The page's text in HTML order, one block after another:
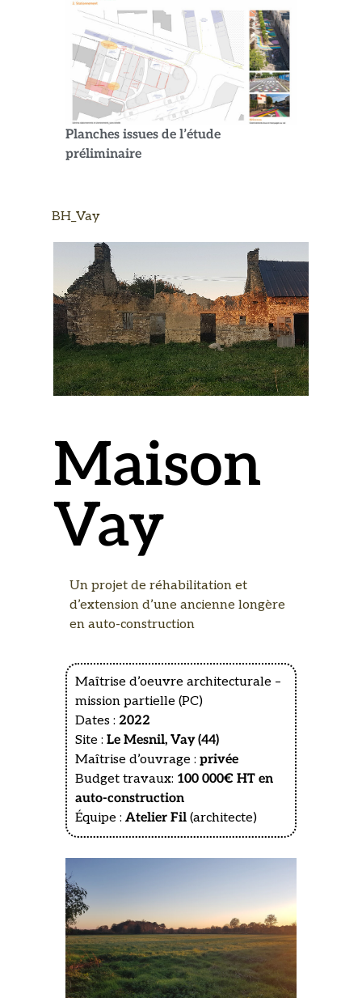
Planches issues de l’étude
préliminaire
BH_Vay
Maison
Vay
Un projet de réhabilitation et
d’extension d’une ancienne longère
en auto-construction
Maîtrise d’oeuvre architecturale –
mission partielle (PC)
Dates : 2022
Site : Le Mesnil, Vay (44)
Maîtrise d’ouvrage : privée
Budget travaux: 100 000€ HT en
auto-construction
Équipe : Atelier Fil(architecte)